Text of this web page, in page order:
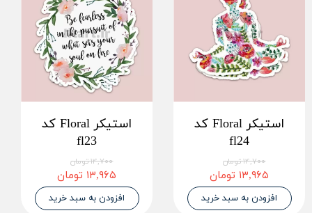
استیکر Floral کد
fl24
۱۴,۷۰۰ تومان
۱۳,۹۶۵ تومان
افزودن به سبد خرید
استیکر Floral کد
fl23
۱۴,۷۰۰ تومان
۱۳,۹۶۵ تومان
افزودن به سبد خرید